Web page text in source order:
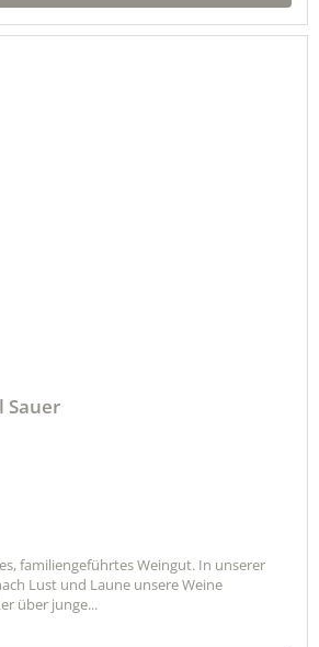
Sauer
familiengeführtes Weingut. In unserer
Lust und Laune unsere Weine
über junge...